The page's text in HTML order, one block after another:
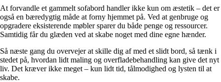
At forvandle et gammelt sofabord handler ikke kun om æstetik – det er
også en bæredygtig måde at forny hjemmet på. Ved at genbruge og
opgradere eksisterende møbler sparer du både penge og ressourcer.
Samtidig får du glæden ved at skabe noget med dine egne hænder.
Så næste gang du overvejer at skille dig af med et slidt bord, så tænk i
stedet på, hvordan lidt maling og overfladebehandling kan give det nyt
liv. Det kræver ikke meget – kun lidt tid, tålmodighed og lysten til at
skabe.